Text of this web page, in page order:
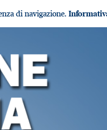
di navigazione.